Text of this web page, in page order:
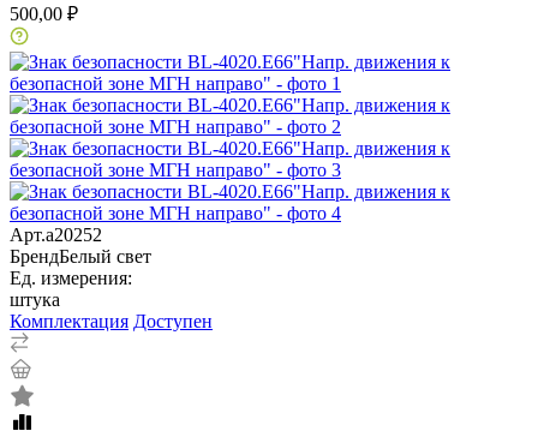
500,00 ₽
Арт.a20252
БрендБелый свет
Ед. измерения:
штука
Комплектация Доступен